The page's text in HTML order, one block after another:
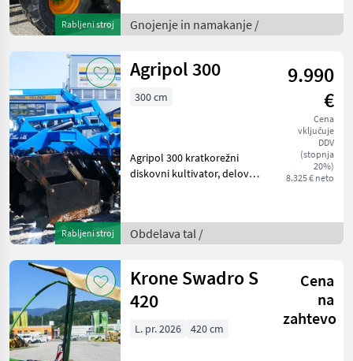
Rabljeni stroj
hidravlično pridruženo
osjo, s pnevmatikami:
zavora
Gnojenje in namakanje /
Rabljeni stroj
Agripol 300
9.990
€
Cena
vključuje
DDV
(stopnja
20%)
8.325 € neto
300 cm
Agripol 300 kratkorežni
diskovni kultivator, delovna
palicami, 2 stranski robni
pločevini, mehanska
Obdelava tal /
Krone Swadro S
420
Cena
na
zahtevo
L. pr. 2026 420 cm